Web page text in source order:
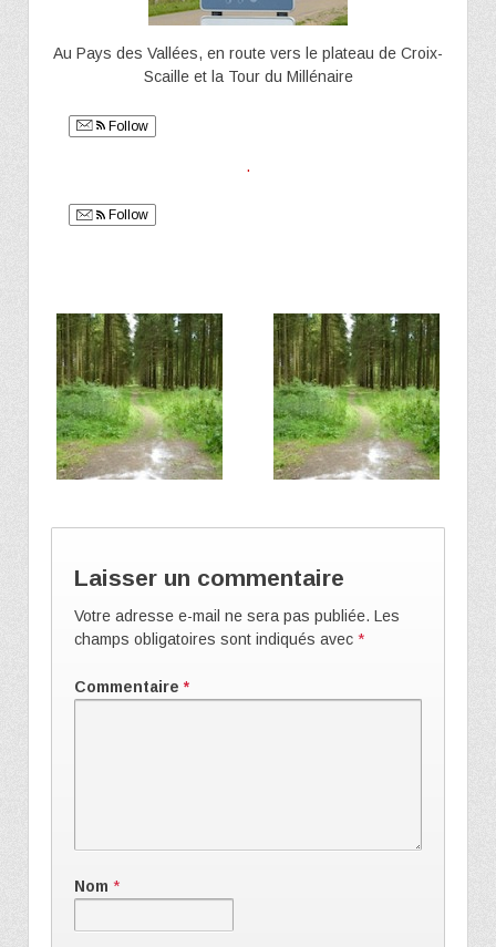
Au Pays des Vallées, en route vers le plateau de Croix-
Scaille et la Tour du Millénaire
Follow
.
Follow
Laisser un commentaire
Votre adresse e-mail ne sera pas publiée. Les
champs obligatoires sont indiqués avec *
Commentaire *
Nom *